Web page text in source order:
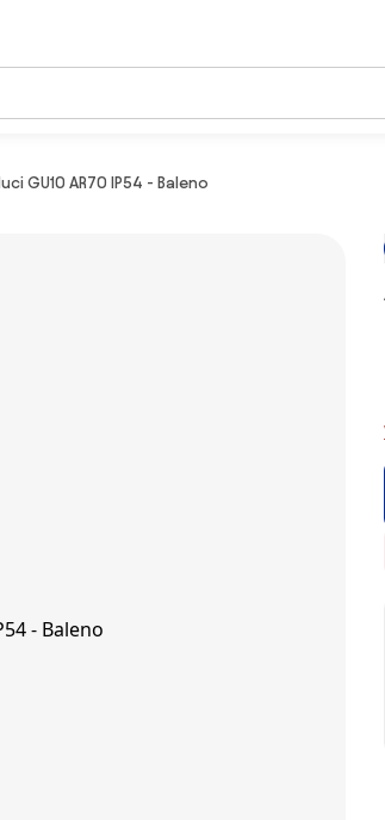
GU10 AR70 IP54 - Baleno